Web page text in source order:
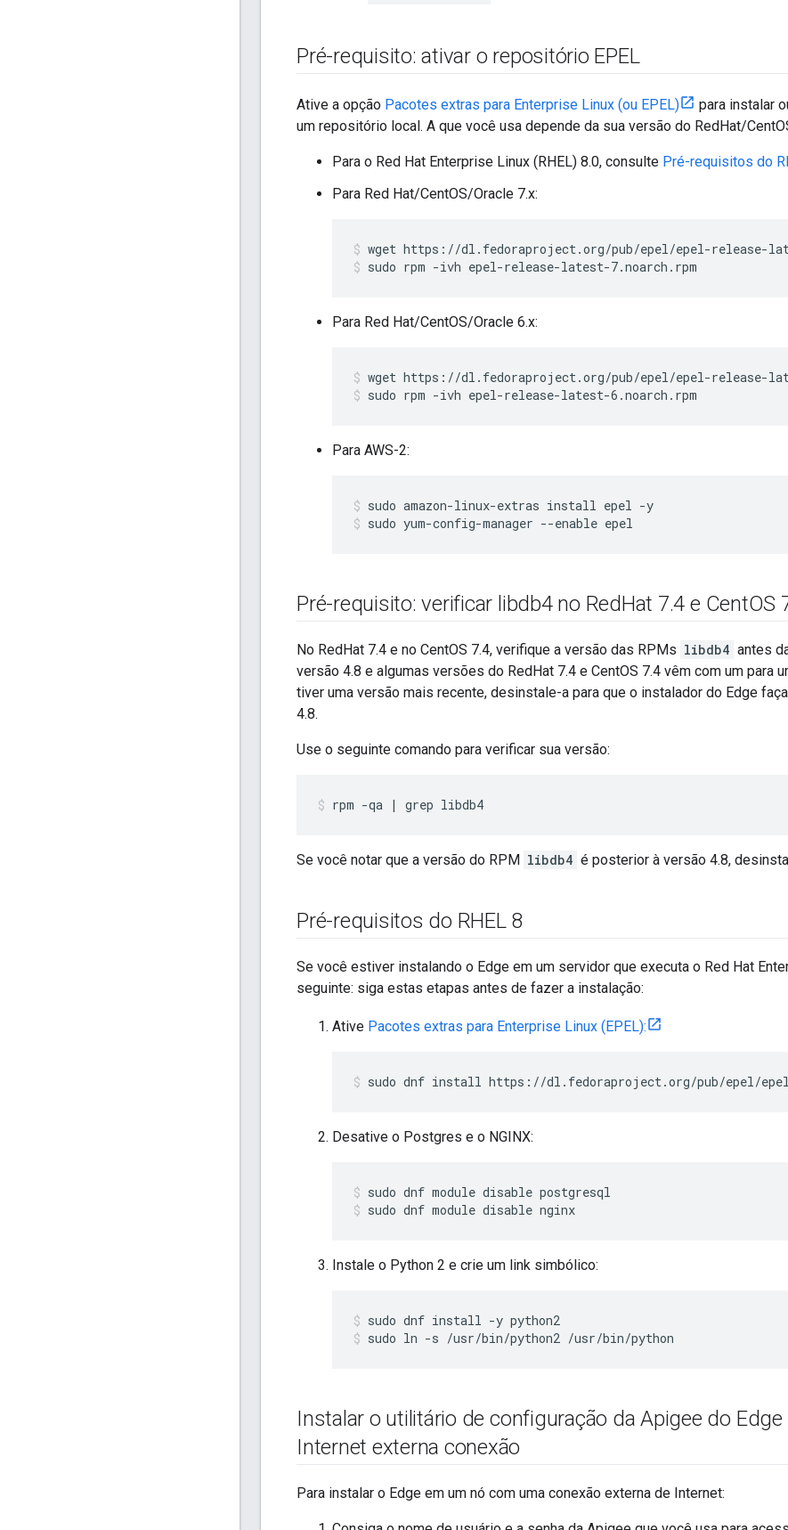
Pré-requisito: ativar o repositório EPEL
Ative a opção Pacotes extras para Enterprise Linux (ou EPEL)
para instalar
um repositório local. A que você usa depende da sua versão do RedHat/
Para o Red Hat Enterprise Linux (RHEL) 8.0, consulte Pré-requisitos do
Para Red Hat/CentOS/Oracle 7.x:
sudo rpm -ivh epel-release-latest-7.noarch.rpm
Para Red Hat/CentOS/Oracle 6.x:
sudo rpm -ivh epel-release-latest-6.noarch.rpm
Para AWS-2:
sudo yum-config-manager --enable epel
Pré-requisito: verificar libdb4 no RedHat 7.4 e CentOS
No RedHat 7.4 e no CentOS 7.4, verifique a versão das RPMs libdb4 antes
versão 4.8 e algumas versões do RedHat 7.4 e CentOS 7.4 vêm com um para
tiver uma versão mais recente, desinstale-a para que o instalador do Edge
4.8.
Use o seguinte comando para verificar sua versão:
rpm -qa | grep libdb4
Se você notar que a versão do RPM libdb4 é posterior à versão 4.8,
Pré-requisitos do RHEL 8
Se você estiver instalando o Edge em um servidor que executa o Red Hat
seguinte: siga estas etapas antes de fazer a instalação:
Ative Pacotes extras para Enterprise Linux (EPEL):
sudo dnf install https://dl.fedoraproject.org/pub/epel/
Desative o Postgres e o NGINX:
sudo dnf module disable nginx
Instale o Python 2 e crie um link simbólico:
sudo ln -s /usr/bin/python2 /usr/bin/python
Instalar o utilitário de configuração da Apigee do
Internet externa conexão
Para instalar o Edge em um nó com uma conexão externa de Internet: